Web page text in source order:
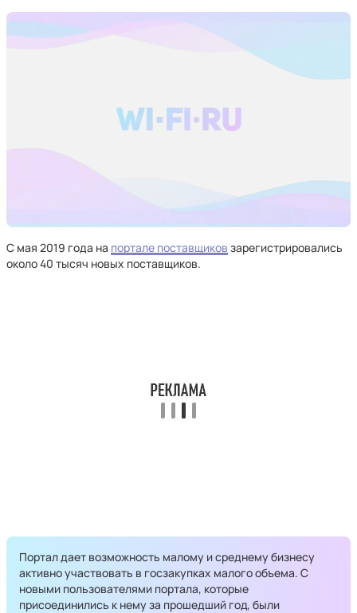
С мая 2019 года на портале поставщиков зарегистрировались
около 40 тысяч новых поставщиков.
Портал дает возможность малому и среднему бизнесу
активно участвовать в госзакупках малого объема. С
новыми пользователями портала, которые
присоединились к нему за прошедший год, были